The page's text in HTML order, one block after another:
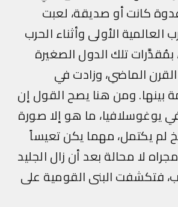
كانت أو صديقة، لعبت
الأولى وأثناء الحرب
تلك الدول الصغيرة
الماضي، وزادت في
ومن هنا يصح القول إن
ما هو إلا صورة
مهما يكن تعيساً
لا محالة بعد أن زال الجليد
البنى القومية على